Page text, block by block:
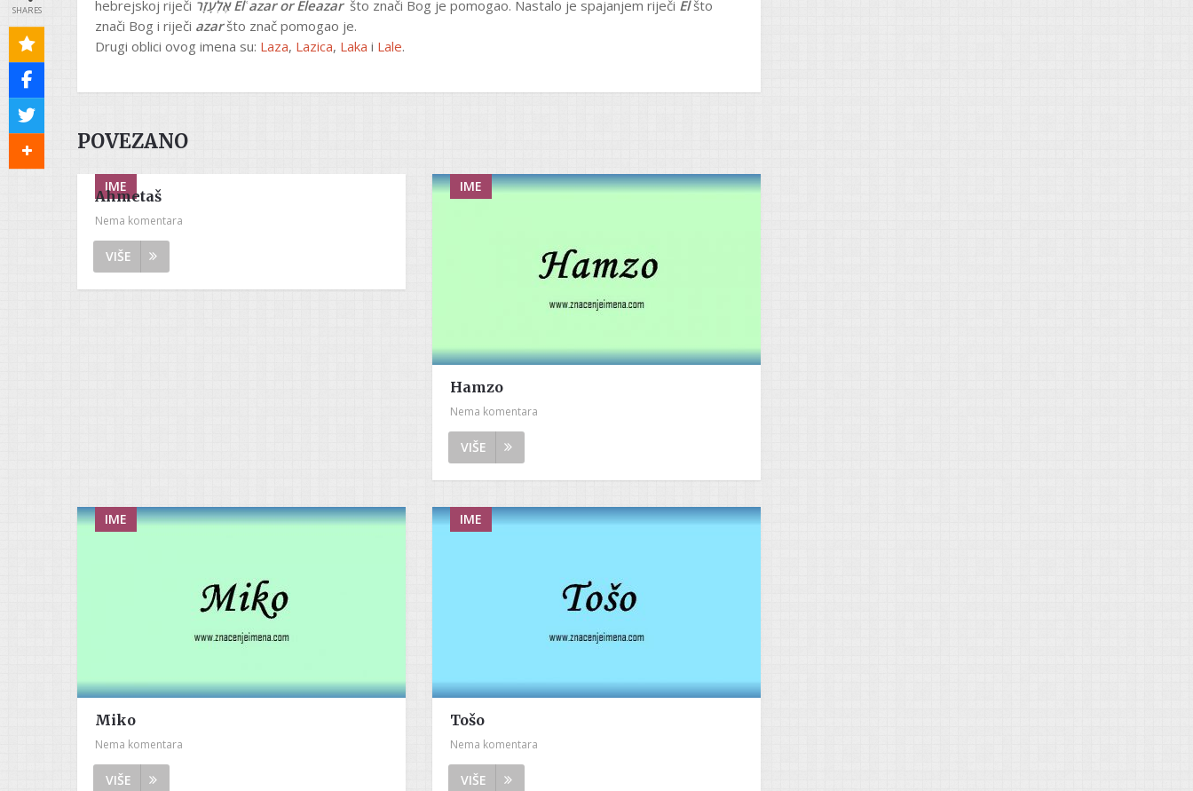
hebrejskoj riječi אֶלְעָזָרElʿazar orEleazar što znači Bog je pomogao. Nastalo je spajanjem riječi Elšto
znači Bog i riječi azaršto znač pomogao je.
Drugi oblici ovog imena su: Laza, Lazica, Laka i Lale.
POVEZANO
IME
Ahmetaš
Nema komentara
VIŠE
IME
Hamzo
Nema komentara
VIŠE
IME
Miko
Nema komentara
VIŠE
IME
Tošo
Nema komentara
VIŠE
SHARES